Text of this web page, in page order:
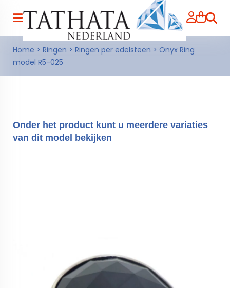
Home > Ringen > Ringen per edelsteen > Onyx Ring
model R5-025
Onder het product kunt u meerdere variaties
van dit model bekijken